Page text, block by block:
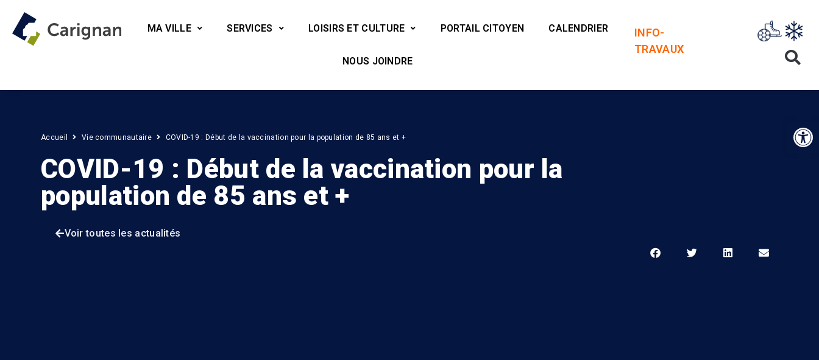
MA VILLE SERVICES LOISIRS ET CULTURE PORTAIL CITOYEN CALENDRIER
NOUS JOINDRE
INFO-
TRAVAUX
Accueil Vie communautaire COVID-19 : Début de la vaccination pour la population de 85 ans et +
COVID-19 : Début de la vaccination pour la
population de 85 ans et +
Voir toutes les actualités